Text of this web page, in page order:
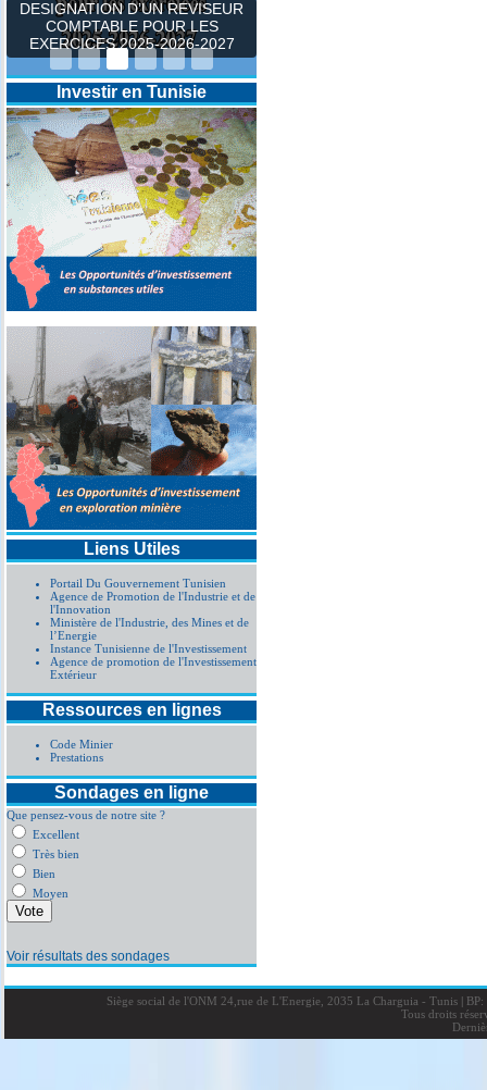
DESIGNATION D’UN REVISEUR
COMPTABLE POUR LES
EXERCICES 2025-2026-2027
Investir en Tunisie
Liens Utiles
Portail Du Gouvernement Tunisien
Agence de Promotion de l'Industrie et de
l'Innovation
Ministère de l'Industrie, des Mines et de
l’Energie
Instance Tunisienne de l'Investissement
Agence de promotion de l'Investissement
Extérieur
Ressources en lignes
Code Minier
Prestations
Sondages en ligne
Que pensez-vous de notre site ?
Excellent
Très bien
Bien
Moyen
Voir résultats des sondages
Siège social de l'ONM 24,rue de L'Energie, 2035 La Charguia - Tunis |BP:
Tous droits